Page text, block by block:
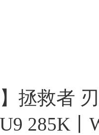
】拯救者
285K丨